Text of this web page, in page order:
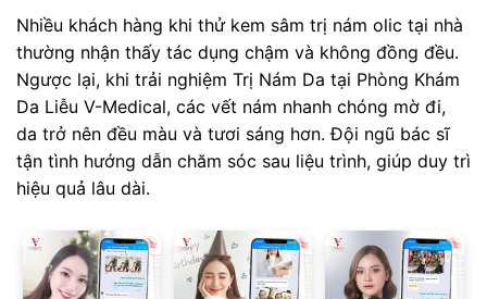
Nhiều khách hàng khi thử kem sâm trị nám olic tại nhà
thường nhận thấy tác dụng chậm và không đồng đều.
Ngược lại, khi trải nghiệm Trị Nám Da tại Phòng Khám
Da Liễu V-Medical, các vết nám nhanh chóng mờ đi,
da trở nên đều màu và tươi sáng hơn. Đội ngũ bác sĩ
tận tình hướng dẫn chăm sóc sau liệu trình, giúp duy trì
hiệu quả lâu dài.